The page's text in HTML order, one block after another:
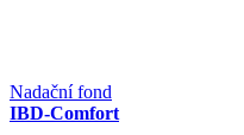
Nadační fond
IBD-Comfort